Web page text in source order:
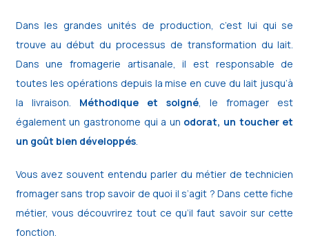
Dans les grandes unités de production, c’est lui qui se
trouve au début du processus de transformation du lait.
Dans une fromagerie artisanale, il est responsable de
toutes les opérations depuis la mise en cuve du lait jusqu’à
la livraison. Méthodique et soigné, le fromager est
également un gastronome qui a un odorat, un toucher et
un goût bien développés.
Vous avez souvent entendu parler du métier de technicien
fromager sans trop savoir de quoi il s’agit ? Dans cette fiche
métier, vous découvrirez tout ce qu’il faut savoir sur cette
fonction.